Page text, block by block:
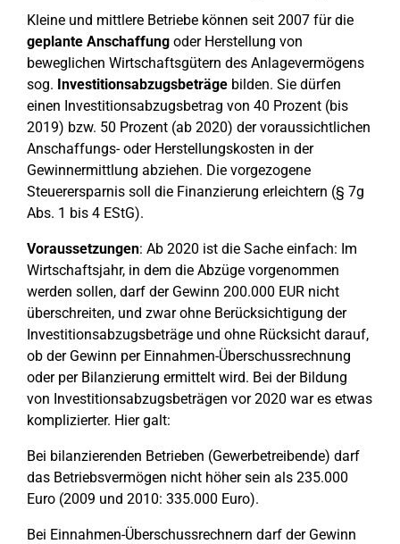
Kleine und mittlere Betriebe können seit 2007 für die
geplante Anschaffung oder Herstellung von
beweglichen Wirtschaftsgütern des Anlagevermögens
sog. Investitionsabzugsbeträge bilden. Sie dürfen
einen Investitionsabzugsbetrag von 40 Prozent (bis
2019) bzw. 50 Prozent (ab 2020) der voraussichtlichen
Anschaffungs- oder Herstellungskosten in der
Gewinnermittlung abziehen. Die vorgezogene
Steuerersparnis soll die Finanzierung erleichtern (§ 7g
Abs. 1 bis 4 EStG).
Voraussetzungen: Ab 2020 ist die Sache einfach: Im
Wirtschaftsjahr, in dem die Abzüge vorgenommen
werden sollen, darf der Gewinn 200.000 EUR nicht
überschreiten, und zwar ohne Berücksichtigung der
Investitionsabzugsbeträge und ohne Rücksicht darauf,
ob der Gewinn per Einnahmen-Überschussrechnung
oder per Bilanzierung ermittelt wird. Bei der Bildung
von Investitionsabzugsbeträgen vor 2020 war es etwas
komplizierter. Hier galt:
Bei bilanzierenden Betrieben (Gewerbetreibende) darf
das Betriebsvermögen nicht höher sein als 235.000
Euro (2009 und 2010: 335.000 Euro).
Bei Einnahmen-Überschussrechnern darf der Gewinn